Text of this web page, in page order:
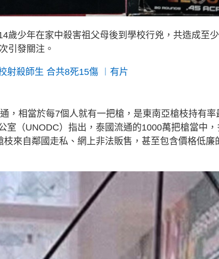
歲少年在家中殺害祖父母後到學校行兇，共造成至
引發關注。
射殺師生 合共8死15傷 ︱有片
，相當於每7個人就有一把槍，是東南亞槍枝持有率
室（UNODC）指出，泰國流通的1000萬把槍當中，
來自鄰國走私、網上非法販售，甚至包含價格低廉